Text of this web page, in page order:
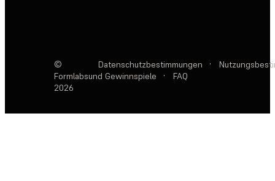
©
Formlabs
2026
Datenschutzbestimmungen ·
und Gewinnspiele
· FAQ